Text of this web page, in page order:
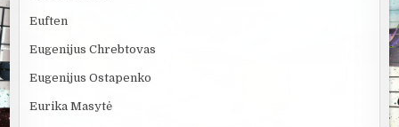
Euften
Eugenijus Chrebtovas
Eugenijus Ostapenko
Eurika Masytė